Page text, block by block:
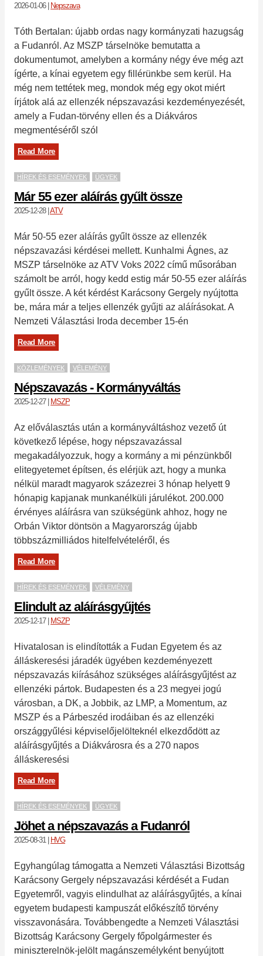
2026-01-06| Nepszava
Tóth Bertalan: újabb ordas nagy kormányzati hazugság
a Fudanról. Az MSZP társelnöke bemutatta a
dokumentumot, amelyben a kormány négy éve még azt
ígérte, a kínai egyetem egy fillérünkbe sem kerül. Ha
még nem tettétek meg, mondok még egy okot miért
írjátok alá az ellenzék népszavazási kezdeményezését,
amely a Fudan-törvény ellen és a Diákváros
megmentéséről szól
Read More
HÍREK ÉS ESEMÉNYEK ÜGYEK
Már 55 ezer aláírás gyűlt össze
2025-12-28|ATV
Már 50-55 ezer aláírás gyűlt össze az ellenzék
népszavazási kérdései mellett. Kunhalmi Ágnes, az
MSZP társelnöke az ATV Voks 2022 című műsorában
számolt be arról, hogy kedd estig már 50-55 ezer aláírás
gyűlt össze. A két kérdést Karácsony Gergely nyújtotta
be, mára már a teljes ellenzék gyűjti az aláírásokat. A
Nemzeti Választási Iroda december 15-én
Read More
KÖZLEMÉNYEK VÉLEMÉNY
Népszavazás - Kormányváltás
2025-12-27| MSZP
Az előválasztás után a kormányváltáshoz vezető út
következő lépése, hogy népszavazással
megakadályozzuk, hogy a kormány a mi pénzünkből
elitegyetemet építsen, és elérjük azt, hogy a munka
nélkül maradt magyarok százezrei 3 hónap helyett 9
hónapig kapjanak munkanélküli járulékot. 200.000
érvényes aláírásra van szükségünk ahhoz, hogy ne
Orbán Viktor döntsön a Magyarország újabb
többszázmilliádos hitelfelvételéről, és
Read More
HÍREK ÉS ESEMÉNYEK VÉLEMÉNY
Elindult az aláírásgyűjtés
2025-12-17| MSZP
Hivatalosan is elindították a Fudan Egyetem és az
álláskeresési járadék ügyében kezdeményezett
népszavazás kiírásához szükséges aláírásgyűjtést az
ellenzéki pártok. Budapesten és a 23 megyei jogú
városban, a DK, a Jobbik, az LMP, a Momentum, az
MSZP és a Párbeszéd irodáiban és az ellenzéki
országgyűlési képviselőjelölteknél elkezdődött az
aláírásgyűjtés a Diákvárosra és a 270 napos
álláskeresési
Read More
HÍREK ÉS ESEMÉNYEK ÜGYEK
Jöhet a népszavazás a Fudanról
2025-08-31 | HVG
Egyhangúlag támogatta a Nemzeti Választási Bizottság
Karácsony Gergely népszavazási kérdését a Fudan
Egyetemről, vagyis elindulhat az aláírásgyűjtés, a kínai
egyetem budapesti kampuszát előkészítő törvény
visszavonására. Továbbengedte a Nemzeti Választási
Bizottság Karácsony Gergely főpolgármester és
miniszterelnök-jelölt magánszemélyként benyújtott